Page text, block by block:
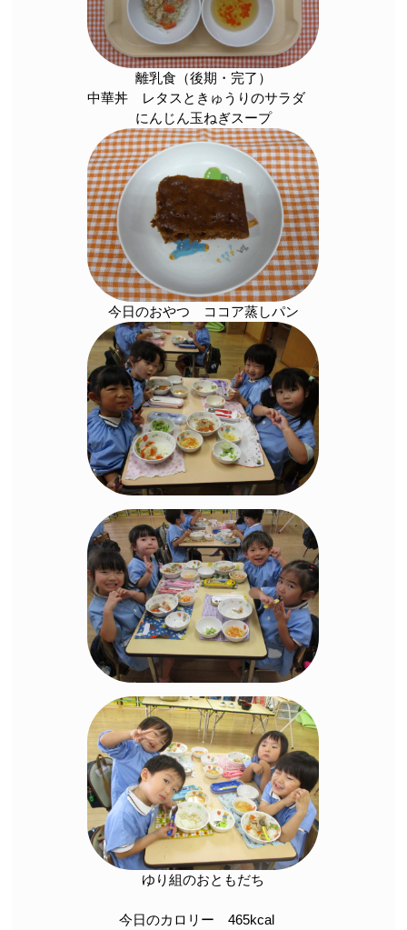
離乳食（後期・完了）
中華丼 レタスときゅうりのサラダ
にんじん玉ねぎスープ
今日のおやつ ココア蒸しパン
ゆり組のおともだち
今日のカロリー 465kcal